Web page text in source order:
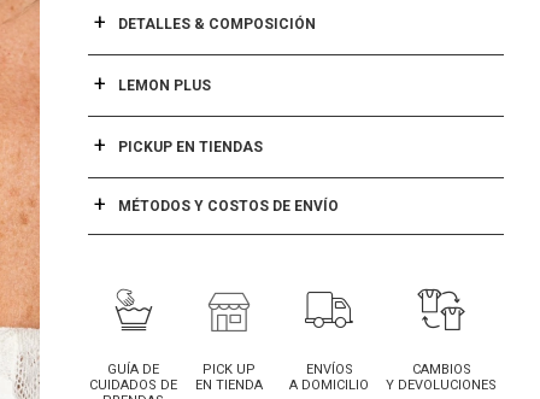
DETALLES & COMPOSICIÓN
LEMON PLUS
PICKUP EN TIENDAS
MÉTODOS Y COSTOS DE ENVÍO
GUÍA DE
CUIDADOS DE
PICK UP
EN TIENDA
ENVÍOS
A DOMICILIO
CAMBIOS
Y DEVOLUCIONES